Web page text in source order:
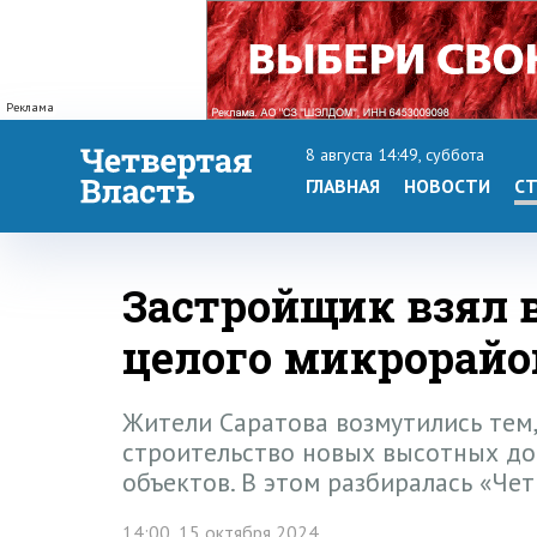
Реклама
8 августа 14:49, суббота
ГЛАВНАЯ НОВОСТИ
Застройщик взял
целого
Жители Саратова возмутились
строительство новых высотных
объектов. В этом разбиралась
14:00, 15 октября 2024